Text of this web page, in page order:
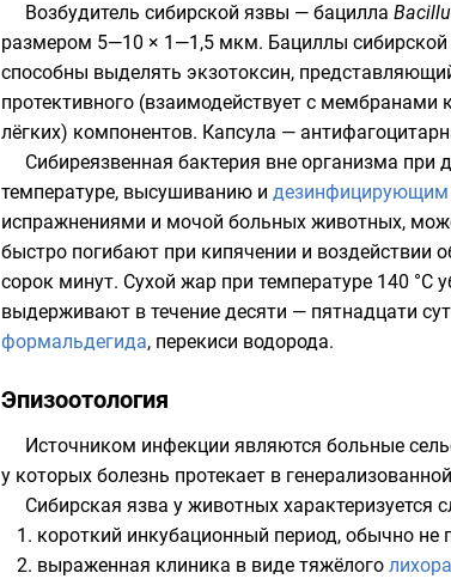
Возбудитель сибирской язвы — бацилла
размером 5—10 × 1—1,5 мкм. Бациллы сибирской
способны выделять экзотоксин,
протективного (взаимодействует с мембранами
лёгких) компонентов. Капсула —
Сибиреязвенная бактерия вне организма при
температуре, высушиванию и дезинфицирующим
испражнениями и мочой больных животных,
быстро погибают при кипячении и воздействии
сорок минут. Сухой жар при температуре 140
выдерживают в течение десяти — пятнадцати
формальдегида, перекиси водорода.
Эпизоотология
Источником инфекции являются больные
у которых болезнь протекает в
Сибирская язва у животных
короткий инкубационный период, обычно
выраженная клиника в виде тяжёлого